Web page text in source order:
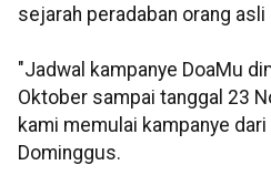
sejarah peradaban orang asli
"Jadwal kampanye DoaMu
Oktober sampai tanggal 23
kami memulai kampanye
Dominggus.